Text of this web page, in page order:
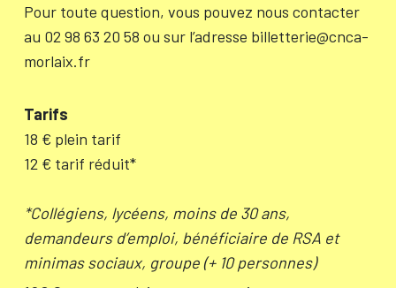
Pour toute question, vous pouvez nous contacter
au 02 98 63 20 58 ou sur l’adresse billetterie@cnca-
morlaix.fr
Tarifs
18 € plein tarif
12 € tarif réduit*
*Collégiens, lycéens, moins de 30 ans,
demandeurs d’emploi, bénéficiaire de RSA et
minimas sociaux, groupe (+ 10 personnes)